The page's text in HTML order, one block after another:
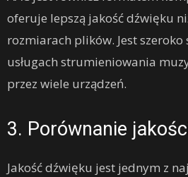
oferuje lepszą jakość dźwięku
rozmiarach plików. Jest szeroko
usługach strumieniowania
przez wiele urządzeń.
3. Porównanie
Jakość dźwięku jest jednym z